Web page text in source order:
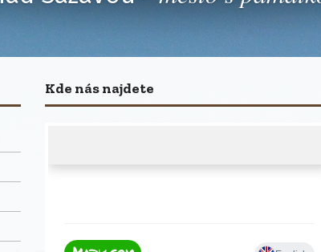
Kde nás najdete